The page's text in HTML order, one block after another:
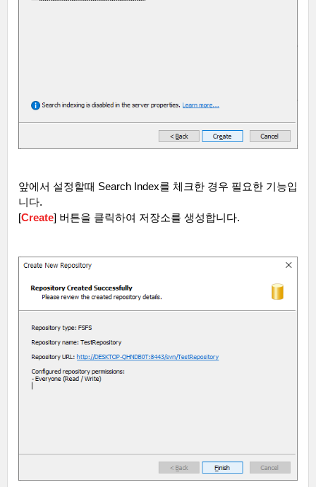
앞에서 설정할때 Search Index를 체크한 경우 필요한 기능입
니다.
[Create] 버튼을 클릭하여 저장소를 생성합니다.